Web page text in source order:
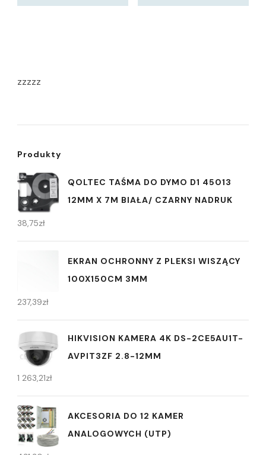
zzzzz
Produkty
QOLTEC TAŚMA DO DYMO D1 45013
12MM X 7M BIAŁA/ CZARNY NADRUK
38,75zł
EKRAN OCHRONNY Z PLEKSI WISZĄCY
100X150CM 3MM
237,39zł
HIKVISION KAMERA 4K DS-2CE5AU1T-
AVPIT3ZF 2.8-12MM
1 263,21zł
AKCESORIA DO 12 KAMER
ANALOGOWYCH (UTP)